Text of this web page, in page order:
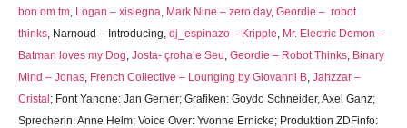
bon om tm, Logan – xislegna, Mark Nine – zero day, Geordie – robot
thinks, Narnoud – Introducing, dj_espinazo – Kripple, Mr. Electric Demon –
Batman loves my Dog, Josta- çroha’e Seu, Geordie – Robot Thinks, Binary
Mind – Jonas, French Collective – Lounging by Giovanni B, Jahzzar –
Cristal ; Font Yanone: Jan Gerner; Grafiken: Goydo Schneider, Axel Ganz;
Sprecherin: Anne Helm; Voice Over: Yvonne Ernicke; Produktion ZDFinfo: